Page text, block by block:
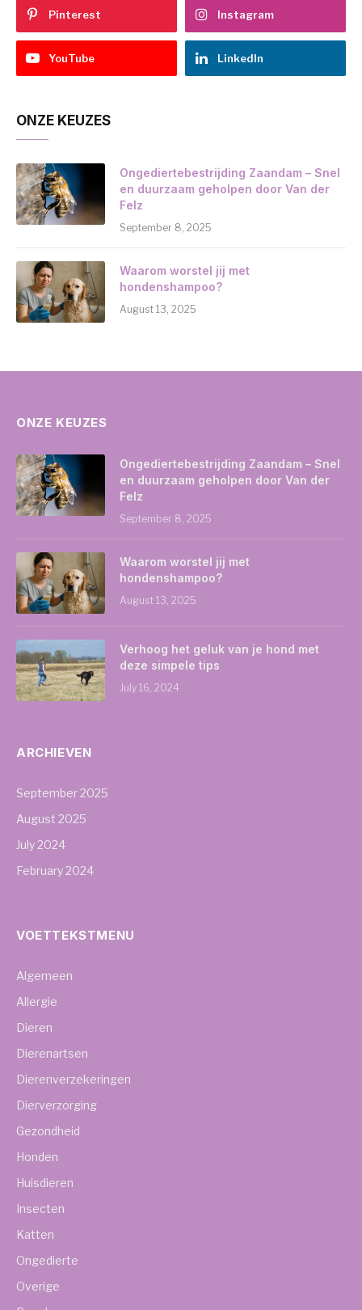
Pinterest Instagram
YouTube LinkedIn
ONZE KEUZES
Ongediertebestrijding Zaandam – Snel
en duurzaam geholpen door Van der
Felz
September 8, 2025
Waarom worstel jij met
hondenshampoo?
August 13, 2025
ONZE KEUZES
Ongediertebestrijding Zaandam – Snel
en duurzaam geholpen door Van der
Felz
September 8, 2025
Waarom worstel jij met
hondenshampoo?
August 13, 2025
Verhoog het geluk van je hond met
deze simpele tips
July 16, 2024
ARCHIEVEN
September 2025
August 2025
July 2024
February 2024
VOETTEKSTMENU
Algemeen
Allergie
Dieren
Dierenartsen
Dierenverzekeringen
Dierverzorging
Gezondheid
Honden
Huisdieren
Insecten
Katten
Ongedierte
Overige